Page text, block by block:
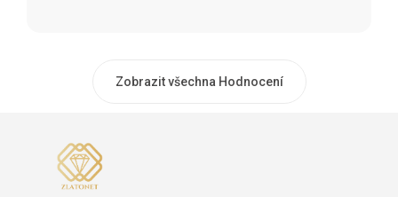
Zobrazit všechna Hodnocení